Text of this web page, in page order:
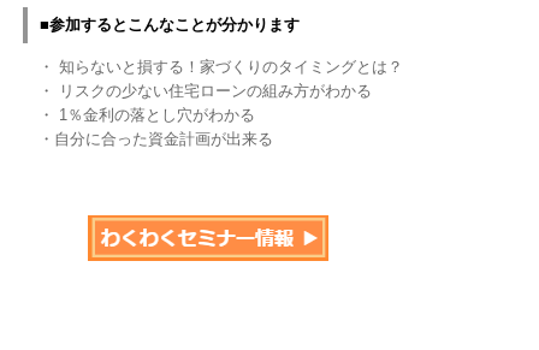
■参加するとこんなことが分かります
・ 知らないと損する！家づくりのタイミングとは？
・ リスクの少ない住宅ローンの組み方がわかる
・ 1％金利の落とし穴がわかる
・自分に合った資金計画が出来る